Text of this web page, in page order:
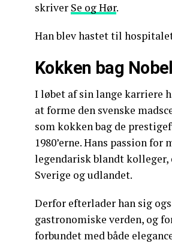
skriver Se og Hør.
Han blev hastet til
Kokken bag
I løbet af sin lange karriere
at forme den svenske
som kokken bag de
1980’erne. Hans passion
legendarisk blandt kolleger,
Sverige og udlandet.
Derfor efterlader han sig
gastronomiske verden, og
forbundet med både